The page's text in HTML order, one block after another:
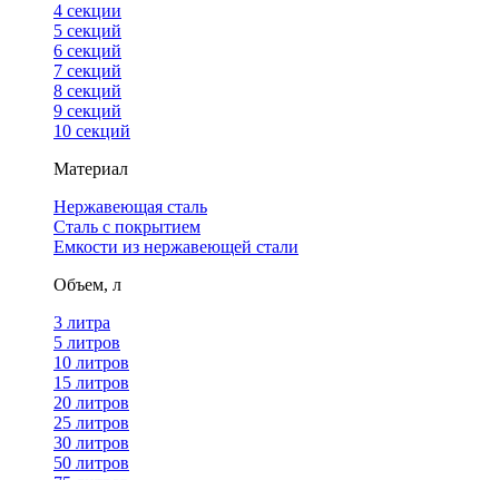
4 cекции
5 секций
6 секций
7 секций
8 секций
9 секций
10 секций
Материал
Нержавеющая сталь
Сталь с покрытием
Емкости из нержавеющей стали
Объем, л
3 литра
5 литров
10 литров
15 литров
20 литров
25 литров
30 литров
50 литров